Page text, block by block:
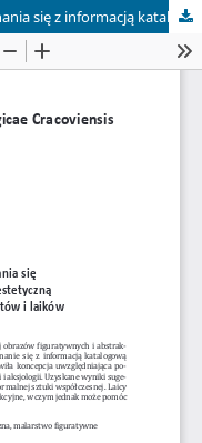
Wpływ figuratywności obrazu i zapoznania się z informacją katalogową na percepcję estetyczną malarstwa współczesnego przez ekspertów i laików